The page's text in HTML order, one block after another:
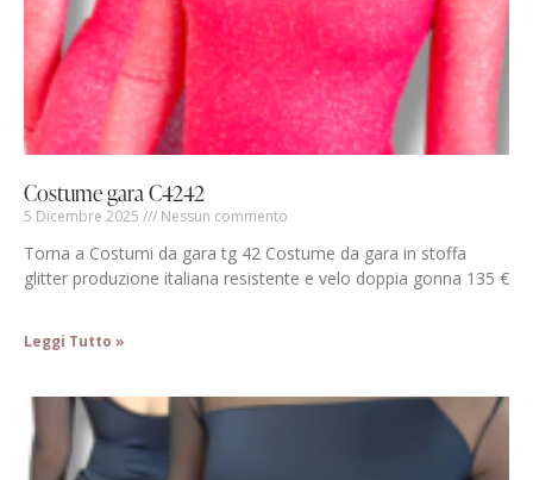
Costume gara C4242
5 Dicembre 2025 Nessun commento
Torna a Costumi da gara tg 42 Costume da gara in stoffa
glitter produzione italiana resistente e velo doppia gonna 135 €
Leggi Tutto »